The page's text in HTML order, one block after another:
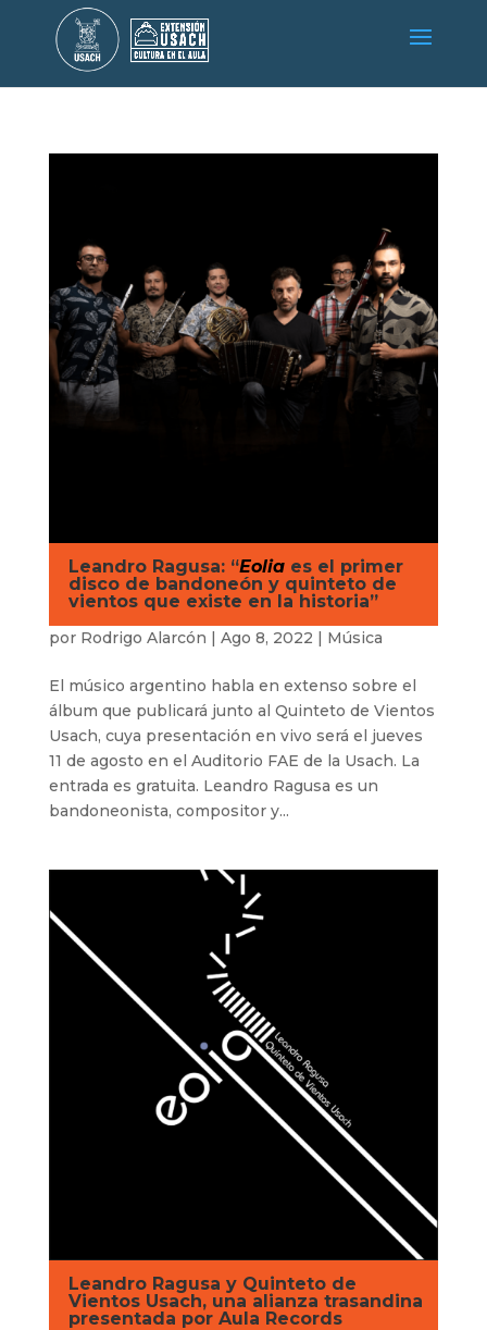
Leandro Ragusa: “Eoliaes el primer
disco de bandoneón y quinteto de
vientos que existe en la historia”
por Rodrigo Alarcón Ago 8, 2022 Música
El músico argentino habla en extenso sobre el
álbum que publicará junto al Quinteto de Vientos
Usach, cuya presentación en vivo será el jueves
11 de agosto en el Auditorio FAE de la Usach. La
entrada es gratuita. Leandro Ragusa es un
bandoneonista, compositor y...
Leandro Ragusa y Quinteto de
Vientos Usach, una alianza trasandina
presentada por Aula Records